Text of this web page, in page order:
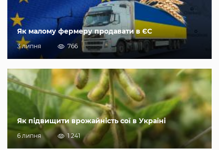
Як малому фермеру продавати в ЄС
3 липня 766
Як підвищити врожайність сої в Україні
6 липня 1 241